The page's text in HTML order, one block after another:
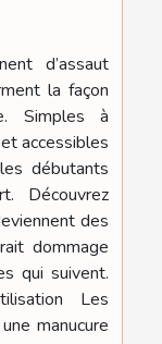
d’assaut
la façon
Simples à
accessibles
débutants
Découvrez
des
dommage
qui suivent.
Les
manucure